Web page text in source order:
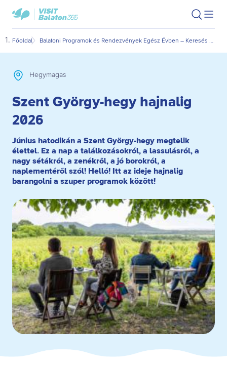
Ugrás
fő
Ugrás
oldal
VisitBalaton365
kezdőlap
Keresés
Főoldal Balatoni Programok és Rendezvények Egész Évben – Keresés Dátum és Kategória Szerint
Hegymagas
Szent György-hegy hajnalig
2026
Június hatodikán a Szent György-hegy megtelik
élettel. Ez a nap a találkozásokról, a lassulásról, a
nagy sétákról, a zenékről, a jó borokról, a
naplementéről szól! Helló! Itt az ideje hajnalig
barangolni a szuper programok között!